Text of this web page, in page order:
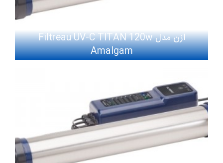
ازن مدل Filtreau UV-C TITAN 120w
Amalgam